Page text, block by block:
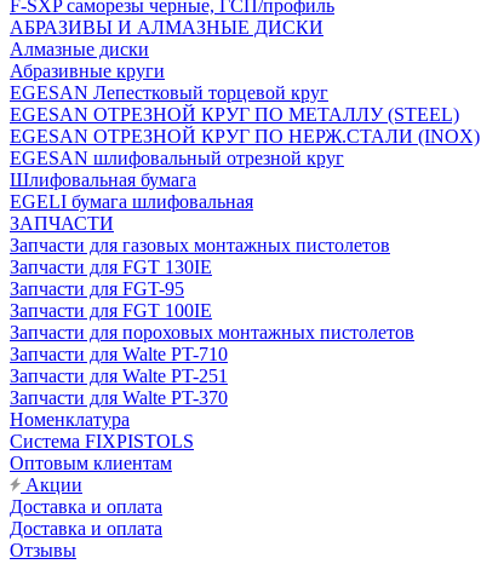
F-SXP саморезы черные, ГСП/профиль
АБРАЗИВЫ И АЛМАЗНЫЕ ДИСКИ
Алмазные диски
Абразивные круги
EGESAN Лепестковый торцевой круг
EGESAN ОТРЕЗНОЙ КРУГ ПО МЕТАЛЛУ (STEEL)
EGESAN ОТРЕЗНОЙ КРУГ ПО НЕРЖ.СТАЛИ (INOX)
EGESAN шлифовальный отрезной круг
Шлифовальная бумага
EGELI бумага шлифовальная
ЗАПЧАСТИ
Запчасти для газовых монтажных пистолетов
Запчасти для FGT 130IE
Запчасти для FGT-95
Запчасти для FGT 100IE
Запчасти для пороховых монтажных пистолетов
Запчасти для Walte PT-710
Запчасти для Walte PT-251
Запчасти для Walte PT-370
Номенклатура
Система FIXPISTOLS
Оптовым клиентам
Акции
Доставка и оплата
Доставка и оплата
Отзывы